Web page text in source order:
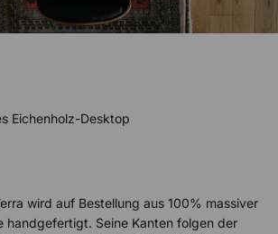
Eichenholz-Desktop
wird auf Bestellung aus 100% massiver
handgefertigt. Seine Kanten folgen der